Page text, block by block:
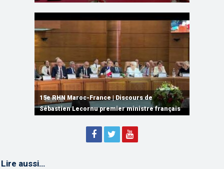
15e RHN Maroc-France | Signature de
plusieurs accords de coopération et de
partenariat
15e RHN Maroc-France | Discours de
Sébastien Lecornu premier ministre français
15e Réunion de Haut Niveau Maroc-France |
Discours de M. Aziz Akhannouch
Lire aussi…